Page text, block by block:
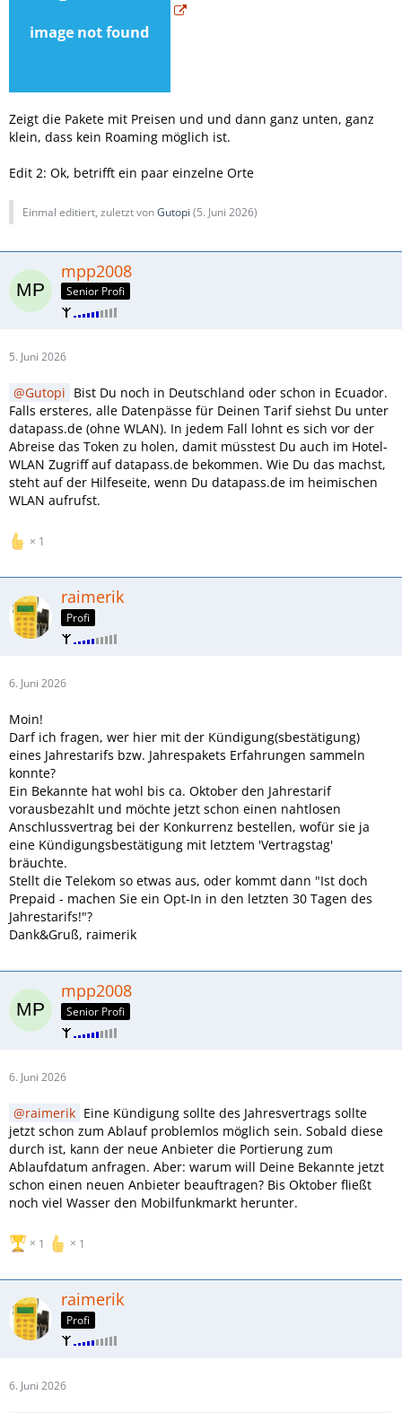
Zeigt die Pakete mit Preisen und und dann ganz unten, ganz
klein, dass kein Roaming möglich ist.
Edit 2: Ok, betrifft ein paar einzelne Orte
Einmal editiert, zuletzt vonGutopi (5. Juni 2026)
mpp2008
Senior Profi
5. Juni 2026
Gutopi Bist Du noch in Deutschland oder schon in Ecuador.
Falls ersteres, alle Datenpässe für Deinen Tarif siehst Du unter
datapass.de (ohne WLAN). In jedem Fall lohnt es sich vor der
Abreise das Token zu holen, damit müsstest Du auch im Hotel-
WLAN Zugriff auf datapass.de bekommen. Wie Du das machst,
steht auf der Hilfeseite, wenn Du datapass.de im heimischen
WLAN aufrufst.
1
raimerik
Profi
6. Juni 2026
Moin!
Darf ich fragen, wer hier mit der Kündigung(sbestätigung)
eines Jahrestarifs bzw. Jahrespakets Erfahrungen sammeln
konnte?
Ein Bekannte hat wohl bis ca. Oktober den Jahrestarif
vorausbezahlt und möchte jetzt schon einen nahtlosen
Anschlussvertrag bei der Konkurrenz bestellen, wofür sie ja
eine Kündigungsbestätigung mit letztem 'Vertragstag'
bräuchte.
Stellt die Telekom so etwas aus, oder kommt dann "Ist doch
Prepaid - machen Sie ein Opt-In in den letzten 30 Tagen des
Jahrestarifs!"?
Dank&Gruß, raimerik
mpp2008
Senior Profi
6. Juni 2026
raimerik Eine Kündigung sollte des Jahresvertrags sollte
jetzt schon zum Ablauf problemlos möglich sein. Sobald diese
durch ist, kann der neue Anbieter die Portierung zum
Ablaufdatum anfragen. Aber: warum will Deine Bekannte jetzt
schon einen neuen Anbieter beauftragen? Bis Oktober fließt
noch viel Wasser den Mobilfunkmarkt herunter.
1 1
raimerik
Profi
6. Juni 2026